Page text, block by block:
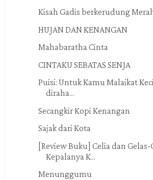
Kisah Gadis berkerudung
HUJAN DAN KENANGAN
Mahabaratha Cinta
CINTAKU SEBATAS SENJA
Puisi: Untuk Kamu Malaikat
diraha...
Secangkir Kopi Kenangan
Sajak dari Kota
[Review Buku] Celia dan Gelas-
Kepalanya K...
Menunggumu